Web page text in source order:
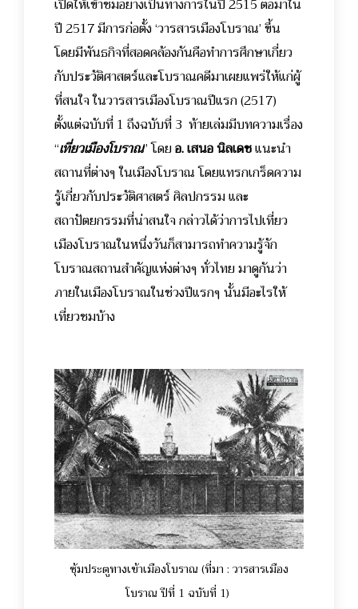
เปิดให้เข้าชมอย่างเป็นทางการในปี 2515 ต่อมาใน
ปี 2517 มีการก่อตั้ง ‘วารสารเมืองโบราณ’ ขึ้น
โดยมีพันธกิจที่สอดคล้องกันคือทำการศึกษาเกี่ยว
กับประวัติศาสตร์และโบราณคดีมาเผยแพร่ให้แก่ผู้
ที่สนใจในวารสารเมืองโบราณปีแรก (2517)
ตั้งแต่ฉบับที่ 1 ถึงฉบับที่ 3 ท้ายเล่มมีบทความเรื่อง
“เที่ยวเมืองโบราณ” โดยอ. เสนอ นิลเดชแนะนำ
สถานที่ต่างๆ ในเมืองโบราณ โดยแทรกเกร็ดความ
รู้เกี่ยวกับประวัติศาสตร์ ศิลปกรรม และ
สถาปัตยกรรมที่น่าสนใจ กล่าวได้ว่าการไปเที่ยว
เมืองโบราณในหนึ่งวันก็สามารถทำความรู้จัก
โบราณสถานสำคัญแห่งต่างๆ ทั่วไทย มาดูกันว่า
ภายในเมืองโบราณในช่วงปีแรกๆ นั้นมีอะไรให้
เที่ยวชมบ้าง
ซุ้มประตูทางเข้าเมืองโบราณ (ที่มา : วารสารเมือง
โบราณ ปีที่ 1 ฉบับที่ 1)